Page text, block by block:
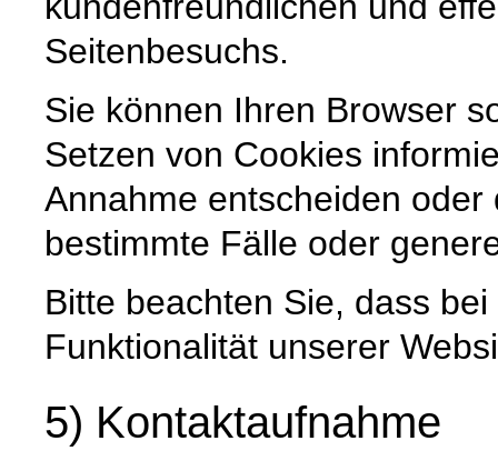
Seitenbesuchs.
Sie können Ihren Browser
Setzen von Cookies
Annahme entscheiden
bestimmte Fälle oder
Bitte beachten Sie, dass
Funktionalität unserer
5) Kontaktaufnahme